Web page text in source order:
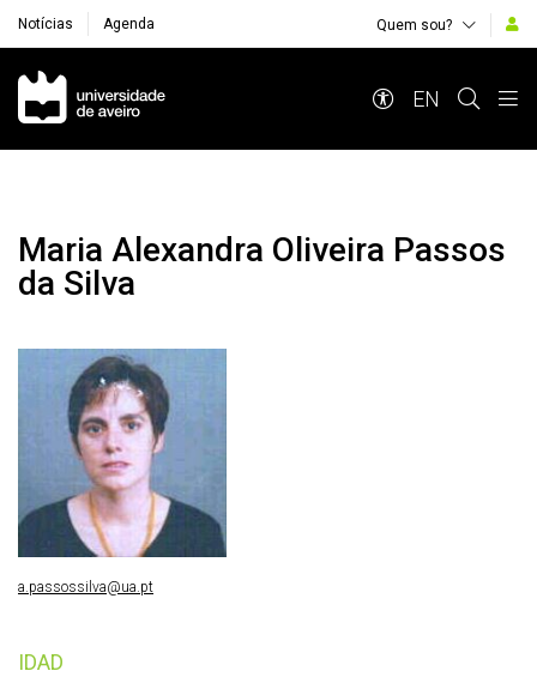
Notícias Agenda Quem sou?
Navegação Principal
EN
Maria Alexandra Oliveira Passos
da Silva
IDAD
a.passossilva@ua.pt